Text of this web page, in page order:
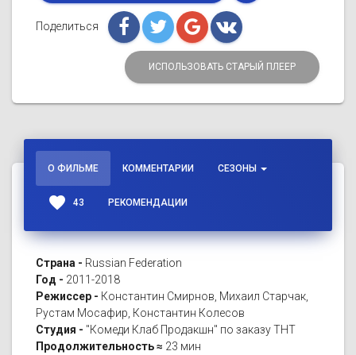
Поделиться
ИСПОЛЬЗОВАТЬ СТАРЫЙ ПЛЕЕР
О ФИЛЬМЕ КОММЕНТАРИИ СЕЗОНЫ
favorite 43 РЕКОМЕНДАЦИИ
Страна - Russian Federation
Год - 2011-2018
Режиссер - Константин Смирнов, Михаил Старчак,
Рустам Мосафир, Константин Колесов
Студия - "Комеди Клаб Продакшн" по заказу ТНТ
Продолжительность ≈ 23 мин